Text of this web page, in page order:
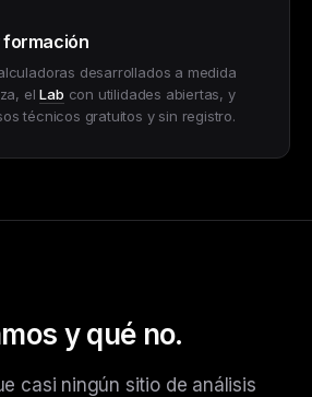
formación
desarrollados a medida
elLab con utilidades abiertas, y
técnicos gratuitos y sin registro.
y qué no.
casi ningún sitio de análisis